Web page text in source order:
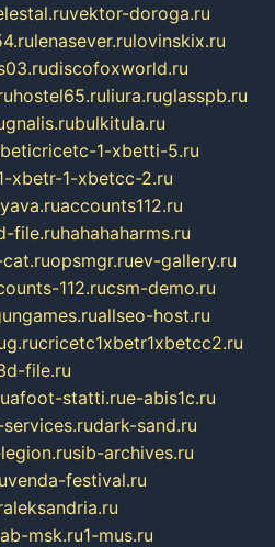
vektor-doroga.ru
lenasever.rulovinskix.ru
discofoxworld.ru
hostel65.ruliura.ruglasspb.ru
gnalis.rubulkitula.ru
1-xbetti-5.ru
xbetr-1-xbetcc-2.ru
accounts112.ru
file.ruhahahaharms.ru
opsmgr.ruev-gallery.ru
112.rucsm-demo.ru
allseo-host.ru
cricetc1xbetr1xbetcc2.ru
file.ru
uafoot-statti.rue-abis1c.ru
dark-sand.ru
sib-archives.ru
venda-festival.ru
msk.ru1-mus.ru